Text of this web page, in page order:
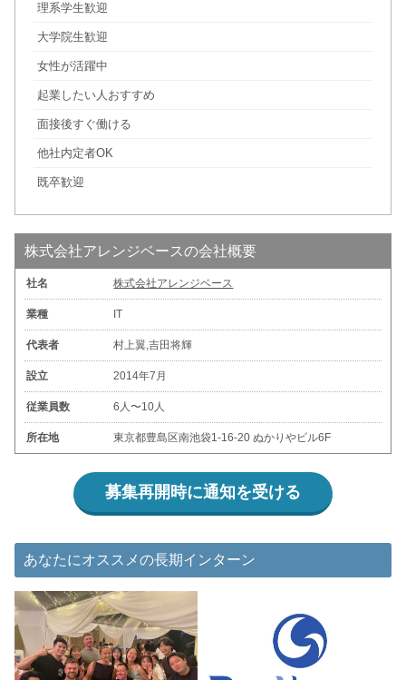
理系学生歓迎
大学院生歓迎
女性が活躍中
起業したい人おすすめ
面接後すぐ働ける
他社内定者OK
既卒歓迎
株式会社アレンジベースの会社概要
社名 株式会社アレンジベース
業種 IT
代表者 村上翼,吉田将輝
設立 2014年7月
従業員数 6人〜10人
所在地 東京都豊島区南池袋1-16-20 ぬかりやビル6F
募集再開時に通知を受ける
あなたにオススメの長期インターン